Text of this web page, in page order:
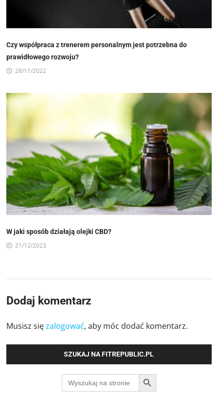
Czy współpraca z trenerem personalnym jest potrzebna do
prawidłowego rozwoju?
28/11/2022
W jaki sposób działają olejki CBD?
21/12/2023
Dodaj komentarz
Musisz sięzalogować, aby móc dodać komentarz.
SZUKAJ NA FITREPUBLIC.PL
Search
for:
SEARCH BUTTON